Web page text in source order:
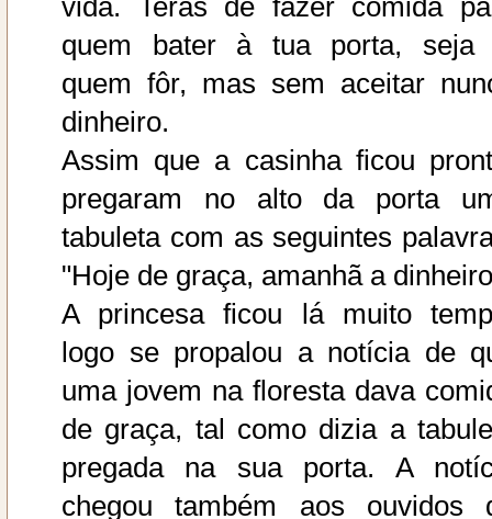
vida. Terás de fazer comida
quem bater à tua porta, seja
quem fôr, mas sem aceitar
dinheiro.
Assim que a casinha ficou
pregaram no alto da porta
tabuleta com as seguintes
"Hoje de graça, amanhã a
A princesa ficou lá muito
logo se propalou a notícia de
uma jovem na floresta dava
de graça, tal como dizia a
pregada na sua porta. A
chegou também aos ouvidos